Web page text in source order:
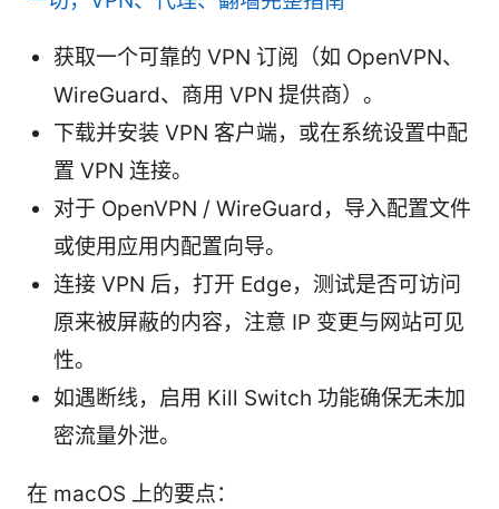
获取一个可靠的 VPN 订阅（如 OpenVPN、
WireGuard、商用 VPN 提供商）。
下载并安装 VPN 客户端，或在系统设置中配
置 VPN 连接。
对于 OpenVPN / WireGuard，导入配置文件
或使用应用内配置向导。
连接 VPN 后，打开 Edge，测试是否可访问
原来被屏蔽的内容，注意 IP 变更与网站可见
性。
如遇断线，启用 Kill Switch 功能确保无未加
密流量外泄。
在 macOS 上的要点：